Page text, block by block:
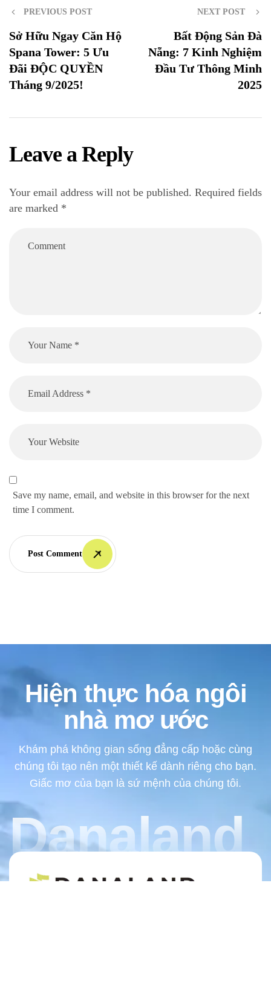
PREVIOUS POST
Sở Hữu Ngay Căn Hộ
Spana Tower: 5 Ưu
Đãi ĐỘC QUYỀN
Tháng 9/2025!
NEXT POST
Bất Động Sản Đà
Nẵng: 7 Kinh Nghiệm
Đầu Tư Thông Minh
2025
Leave a Reply
Your email address will not be published. Required fields
are marked *
Save my name, email, and website in this browser for the next
time I comment.
Post Comment
Hiện thực hóa ngôi
nhà mơ ước
Khám phá không gian sống đẳng cấp hoặc cùng
chúng tôi tạo nên một thiết kế dành riêng cho bạn.
Giấc mơ của bạn là sứ mệnh của chúng tôi.
Danaland